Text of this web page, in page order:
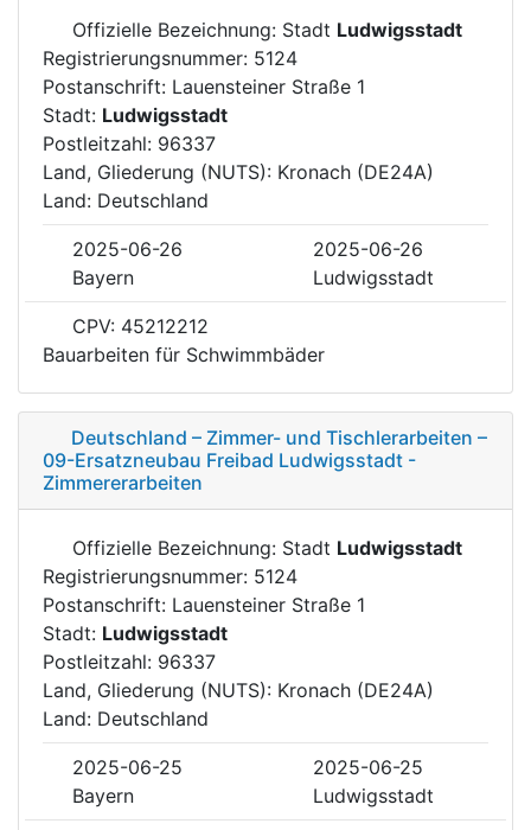
Offizielle Bezeichnung: Stadt Ludwigsstadt
Registrierungsnummer: 5124
Postanschrift: Lauensteiner Straße 1
Stadt: Ludwigsstadt
Postleitzahl: 96337
Land, Gliederung (NUTS): Kronach (DE24A)
Land: Deutschland
2025-06-26
2025-06-26
Bayern
Ludwigsstadt
CPV: 45212212
Bauarbeiten für Schwimmbäder
Deutschland – Zimmer- und Tischlerarbeiten –
09-Ersatzneubau Freibad Ludwigsstadt -
Zimmererarbeiten
Offizielle Bezeichnung: Stadt Ludwigsstadt
Registrierungsnummer: 5124
Postanschrift: Lauensteiner Straße 1
Stadt: Ludwigsstadt
Postleitzahl: 96337
Land, Gliederung (NUTS): Kronach (DE24A)
Land: Deutschland
2025-06-25
2025-06-25
Bayern
Ludwigsstadt